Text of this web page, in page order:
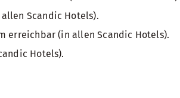
Scandic Hotels).
erreichbar (in allen Scandic Hotels).
Hotels).